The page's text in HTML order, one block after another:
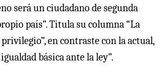
será un ciudadano de segunda
país”. Titula su columna “La
en contraste con la actual,
básica ante la ley”.